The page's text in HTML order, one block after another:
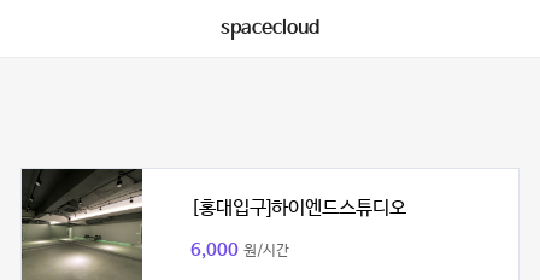
spacecloud
[홍대입구]하이엔드스튜디오
6,000 원/시간